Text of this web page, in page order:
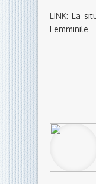
LINK: La
Femminile